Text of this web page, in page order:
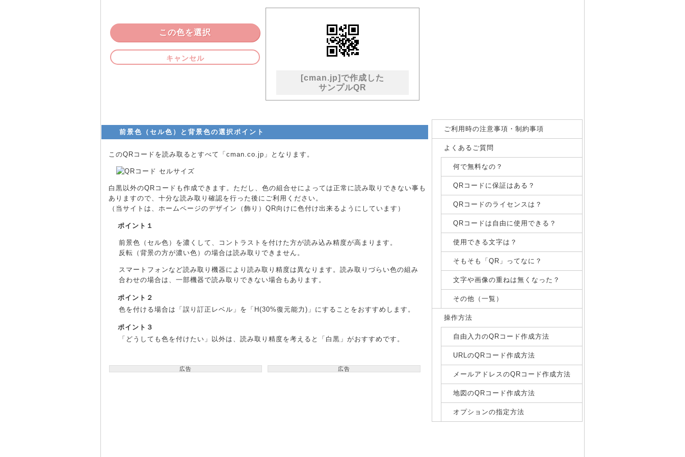
この色を選択
キャンセル
[cman.jp]で作成した
サンプルQR
前景色（セル色）と背景色の選択ポイント
このQRコードを読み取るとすべて「cman.co.jp」となります。
白黒以外のQRコードも作成できます。ただし、色の組合せによっては正常に読み取りできない事も
ありますので、十分な読み取り確認を行った後にご利用ください。
（当サイトは、ホームページのデザイン（飾り）QR向けに色付け出来るようにしています）
ポイント１
前景色（セル色）を濃くして、コントラストを付けた方が読み込み精度が高まります。
反転（背景の方が濃い色）の場合は読み取りできません。
スマートフォンなど読み取り機器により読み取り精度は異なります。読み取りづらい色の組み
合わせの場合は、一部機器で読み取りできない場合もあります。
ポイント２
色を付ける場合は「誤り訂正レベル」を「H(30%復元能力)」にすることをおすすめします。
ポイント３
「どうしても色を付けたい」以外は、読み取り精度を考えると「白黒」がおすすめです。
広告 広告
ご利用時の注意事項・制約事項
よくあるご質問
何で無料なの？
QRコードに保証はある？
QRコードのライセンスは？
QRコードは自由に使用できる？
使用できる文字は？
そもそも「QR」ってなに？
文字や画像の重ねは無くなった？
その他（一覧）
操作方法
自由入力のQRコード作成方法
URLのQRコード作成方法
メールアドレスのQRコード作成方法
地図のQRコード作成方法
オプションの指定方法